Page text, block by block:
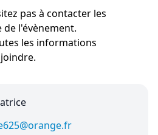
pas à contacter les
l'évènement.
les informations